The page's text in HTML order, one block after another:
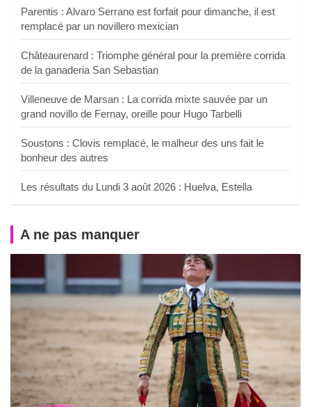
Parentis : Alvaro Serrano est forfait pour dimanche, il est
remplacé par un novillero mexician
Châteaurenard : Triomphe général pour la première corrida
de la ganaderia San Sebastian
Villeneuve de Marsan : La corrida mixte sauvée par un
grand novillo de Fernay, oreille pour Hugo Tarbelli
Soustons : Clovis remplacé, le malheur des uns fait le
bonheur des autres
Les résultats du Lundi 3 août 2026 : Huelva, Estella
A ne pas manquer